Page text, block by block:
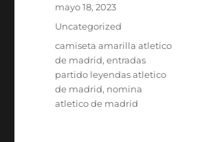
Publicado
mayo 18, 2023
Categorías
Uncategorized
Etiquetas
camiseta amarilla atletico
de madrid,entradas
partido leyendas atletico
de madrid, nomina
atletico de madrid